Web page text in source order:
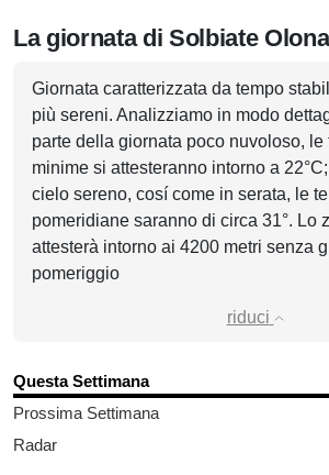
La giornata di Solbiate
Giornata caratterizzata da tempo
più sereni. Analizziamo in modo
parte della giornata poco nuvoloso, le
minime si attesteranno intorno a
cielo sereno, cosí come in serata, le
pomeridiane saranno di circa 31°. Lo
attesterà intorno ai 4200 metri senza
pomeriggio
riduci
Questa Settimana
Prossima Settimana
Radar